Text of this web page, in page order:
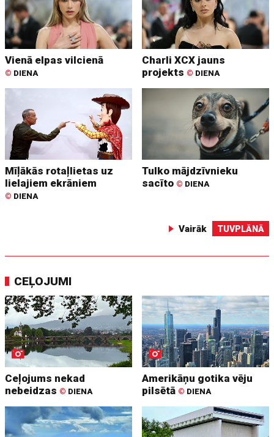
Vienā elpas vilcienā
© DIENA
Charli XCX jauns
projekts © DIENA
Mīļākās rotaļlietas uz
lielajiem ekrāniem
© DIENA
Tulko mājdzīvnieku
sacīto © DIENA
Vairāk TUVPLĀNĀ
CEĻOJUMI
Ceļojums nekad
nebeidzas © DIENA
Amerikāņu gotika vēju
pilsētā © DIENA